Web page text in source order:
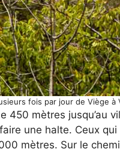
fois par jour de Viège
mètres jusqu’au
une halte. Ceux
mètres. Sur le